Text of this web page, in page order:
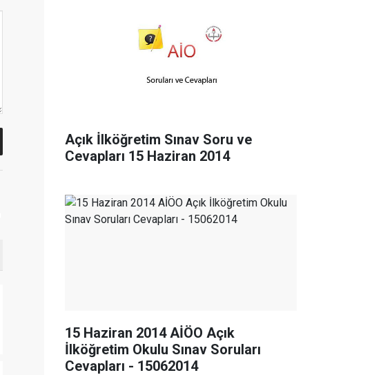
Açık İlköğretim Sınav Soru ve
Cevapları 15 Haziran 2014
15 Haziran 2014 AİÖO Açık
İlköğretim Okulu Sınav Soruları
Cevapları - 15062014